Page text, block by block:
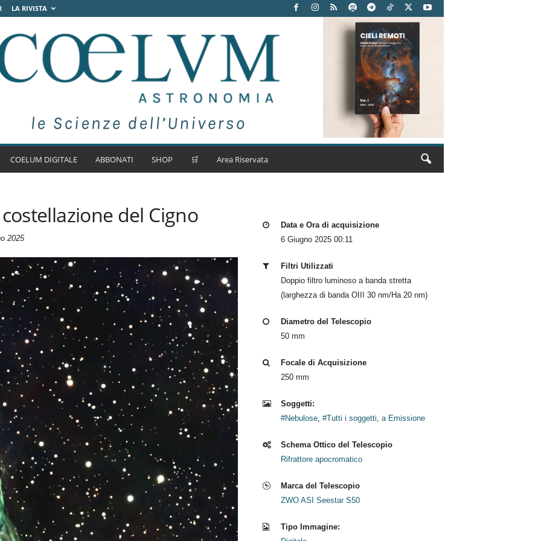
LA RIVISTA
COELUM DIGITALE ABBONATI SHOP 🛒 Area Riservata
del Cigno
2025
Data e Ora di acquisizione
6 Giugno 2025 00:11
Filtri Utilizzati
Doppio filtro luminoso a banda stretta
(larghezza di banda OIII 30 nm/Ha 20 nm)
Diametro del Telescopio
50 mm
Focale di Acquisizione
250 mm
Soggetti:
#Nebulose, #Tutti i soggetti, a Emissione
Schema Ottico del Telescopio
Rifrattore apocromatico
Marca del Telescopio
ZWO ASI Seestar S50
Tipo Immagine: